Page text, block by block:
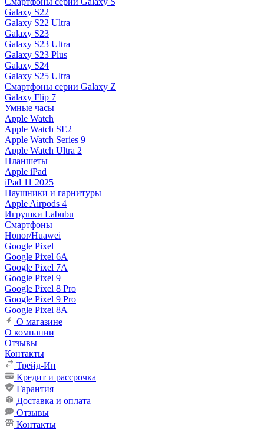
Galaxy S22
Galaxy S22 Ultra
Galaxy S23
Galaxy S23 Ultra
Galaxy S23 Plus
Galaxy S24
Galaxy S25 Ultra
Смартфоны серии Galaxy Z
Galaxy Flip 7
Умные часы
Apple Watch
Apple Watch SE2
Apple Watch Series 9
Apple Watch Ultra 2
Планшеты
Apple iPad
iPad 11 2025
Наушники и гарнитуры
Apple Airpods 4
Игрушки Labubu
Смартфоны
Honor/Huawei
Google Pixel
Google Pixel 6A
Google Pixel 7А
Google Pixel 9
Google Pixel 8 Pro
Google Pixel 9 Pro
Google Pixel 8A
О магазине
О компании
Отзывы
Контакты
Трейд-Ин
Кредит и рассрочка
Гарантия
Доставка и оплата
Отзывы
Контакты